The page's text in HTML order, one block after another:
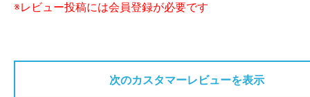
※レビュー投稿には会員登録が必要です
次のカスタマーレビューを表示